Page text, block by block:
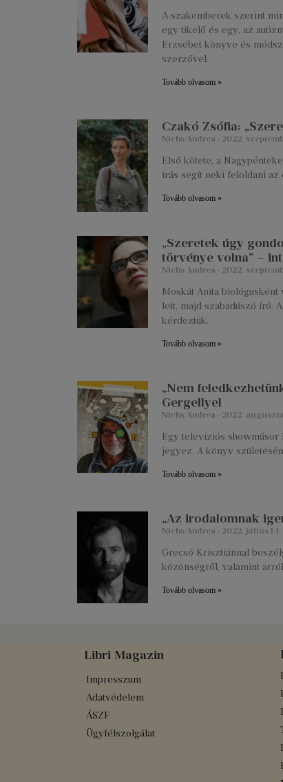
A szakemberek szerint
egy tikelő és egy, az
Erzsébet könyve és
szerzővel.
Tovább olvasom »
Czakó Zsófia:
Nichs Andrea 2022.
Első kötete, a
írás segít neki feloldani az
Tovább olvasom »
„Szeretek úgy
törvénye volna” –
Nichs Andrea 2022.
Moskát Anita
lett, majd szabadúszó író.
kérdeztük.
Tovább olvasom »
„Nem
Gergellyel
Nichs Andrea 2022.
Egy televíziós
jegyez. A könyv
Tovább olvasom »
„Az irodalomnak
Nichs Andrea 2022. július 14.
Grecsó Krisztiánnal
közönségről, valamint
Tovább olvasom »
Libri Magazin
Impresszum
Adatvédelem
ÁSZF
Ügyfélszolgálat